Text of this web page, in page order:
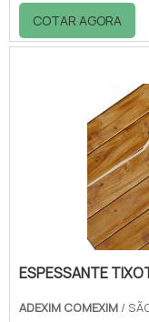
políticas de
todos os países
pela
diário.MAIS
de
uma função
todas as
COTAR AGORA
ESPESSANTE
ADEXIM COMEXIM /